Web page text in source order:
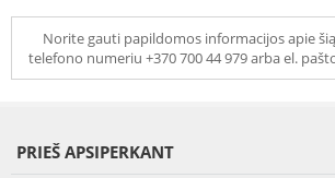
Norite gauti papildomos informacijos apie
telefono numeriu +370 700 44 979 arba el.
PRIEŠ APSIPERKANT